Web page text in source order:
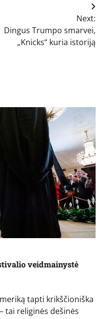
Next:
Dingus Trumpo smarvei,
„Knicks“ kuria istoriją
veidmainystė
tapti krikščioniška
tai religinės dešinės